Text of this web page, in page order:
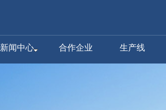
新闻中心 合作企业 生产线